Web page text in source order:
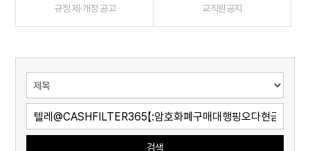
규정 제·개정 공고 교직원공지
검색